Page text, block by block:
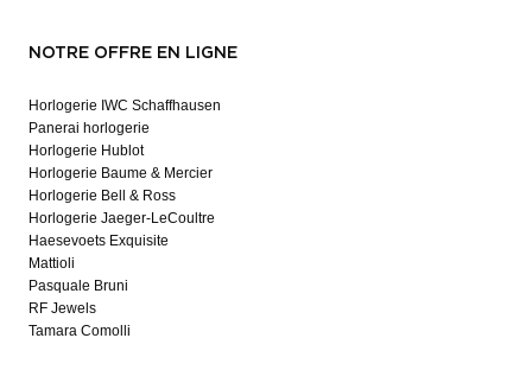
NOTRE OFFRE EN LIGNE
Horlogerie IWC Schaffhausen
Panerai horlogerie
Horlogerie Hublot
Horlogerie Baume & Mercier
Horlogerie Bell & Ross
Horlogerie Jaeger-LeCoultre
Haesevoets Exquisite
Mattioli
Pasquale Bruni
RF Jewels
Tamara Comolli